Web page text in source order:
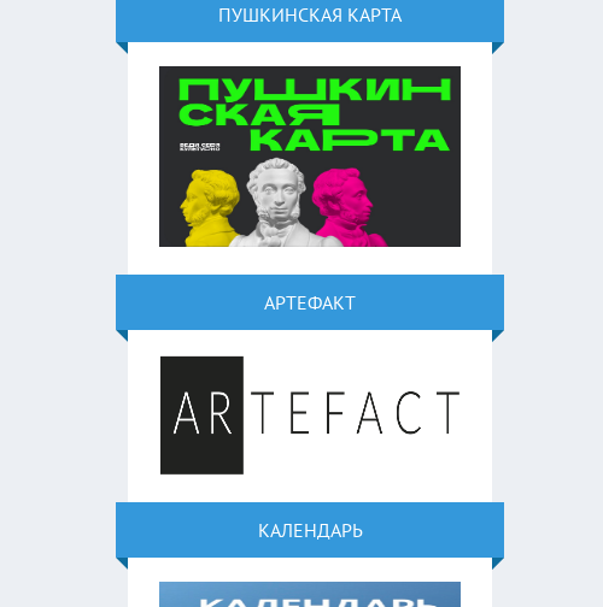
ПУШКИНСКАЯ КАРТА
АРТЕФАКТ
КАЛЕНДАРЬ